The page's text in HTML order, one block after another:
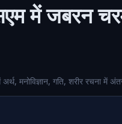
में जबरन
मनोविज्ञान, गति, शरीर रचना में